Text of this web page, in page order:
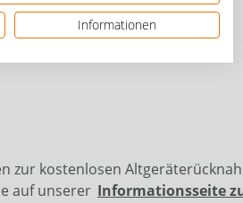
zur kostenlosen
auf unserer Informationsseite
Informationen